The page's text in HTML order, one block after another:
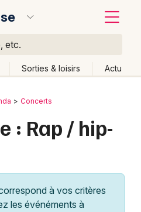
etc.
Sorties & loisirs Actu
Concerts
: Rap / hip-
à vos critères
les événéments à
week-end Autre